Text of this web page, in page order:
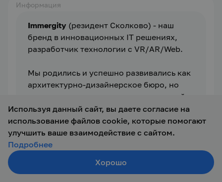
Информация
Immergity (резидент Сколково) - наш
бренд в инновационных IT решениях,
разработчик технологии с VR/AR/Web.
Мы родились и успешно развивались как
архитектурно-дизайнерское бюро, но
нам стало мало просто делать хороший
дизайн интерьера в 3D и воплощать его в
реальной жизни. Мы очень активно
работаем в сфере автоматизации
процесса создания дизайна интерьеров
строительстве, кредитовании, продаже и
промышленную задачу – автоматический
Используя данный сайт, вы даете согласие на
использование файлов cookie, которые помогают
улучшить ваше взаимодействие с сайтом.
Подробнее
Хорошо